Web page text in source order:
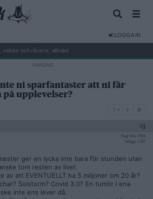
LOGGA IN
valutor och råvaror: allmänt
ni sparfantaster att ni får
på upplevelser?
#1
Reg: Nov 2024
Inlägg: 1 267
ger en lycka inte bara för stunden utan
tom resten av livet.
av att EVENTUELLT ha 5 miljoner om 20 år?
Solstorm? Covid 3.0? En tumör i ena
inte ens lever då.